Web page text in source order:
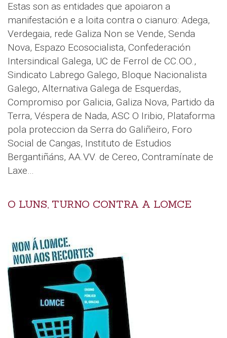
Estas son as entidades que apoiaron a
manifestación e a loita contra o cianuro: Adega,
Verdegaia, rede Galiza Non se Vende, Senda
Nova, Espazo Ecosocialista, Confederación
Intersindical Galega, UC de Ferrol de CC.OO.,
Sindicato Labrego Galego, Bloque Nacionalista
Galego, Alternativa Galega de Esquerdas,
Compromiso por Galicia, Galiza Nova, Partido da
Terra, Véspera de Nada, ASC O Iribio, Plataforma
pola proteccion da Serra do Galiñeiro, Foro
Social de Cangas, Instituto de Estudios
Bergantiñáns, AA.VV. de Cereo, Contramínate de
Laxe…
O LUNS, TURNO CONTRA A LOMCE